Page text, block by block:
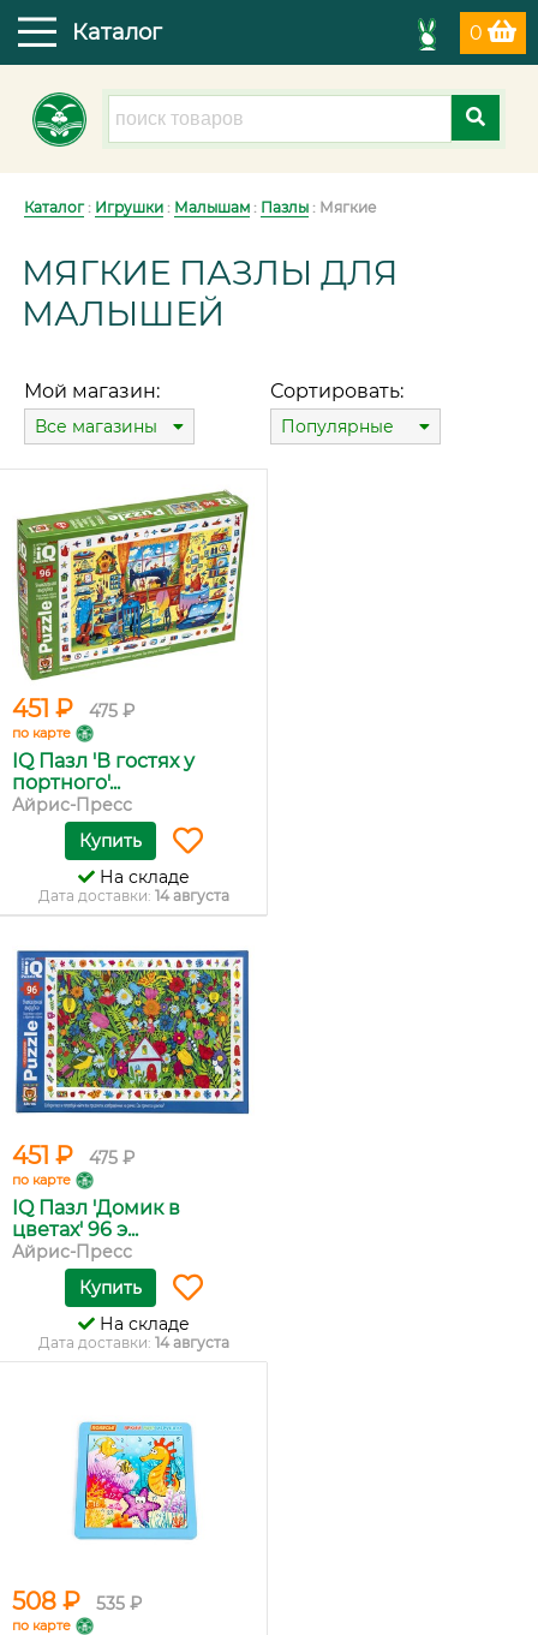
0
Каталог
Каталог: Игрушки : Малышам : Пазлы : Мягкие
МЯГКИЕ ПАЗЛЫ ДЛЯ
МАЛЫШЕЙ
Мой магазин:
Все магазины
Сортировать:
Популярные
451 ₽ 475 ₽
по карте
IQ Пазл 'В гостях у
портного'...
Айрис-Пресс
Купить
На складе
Дата доставки: 14 августа
451 ₽ 475 ₽
по карте
IQ Пазл 'Домик в
цветах' 96 э...
Айрис-Пресс
Купить
На складе
Дата доставки: 14 августа
508 ₽ 535 ₽
по карте